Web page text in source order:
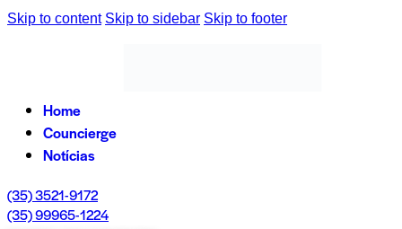
Skip to content Skip to sidebar Skip to footer
Home
Councierge
Notícias
(35) 3521-9172
(35) 99965-1224